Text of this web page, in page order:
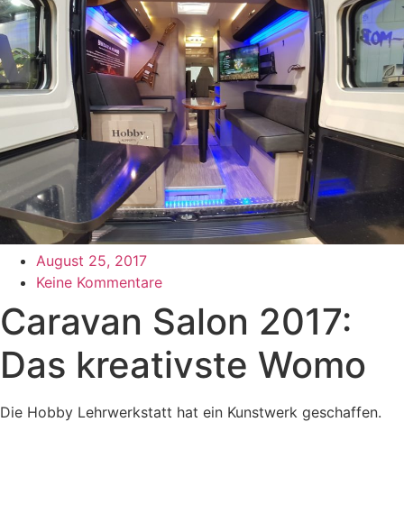
August 25, 2017
Keine Kommentare
Caravan Salon 2017:
Das kreativste Womo
Die Hobby Lehrwerkstatt hat ein Kunstwerk geschaffen.